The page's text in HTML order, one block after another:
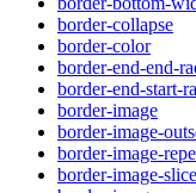
border-collapse
border-color
border-end-end-
border-end-start-
border-image
border-image-
border-image-
border-image-slice